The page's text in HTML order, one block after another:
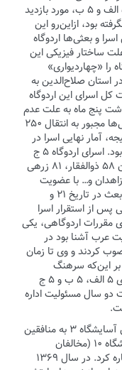
می‌شد. اردوگاه ۵ ج تکریت برخلاف اردوگاه ۵ الف و ۵ ب، مورد بازدید
بود، ازاین‌رو این
و بعثی‌ها اردوگاه
ساختار فیزیکی این
را «چهاردیواری»
استان صلاح‌الدین به
کل اسرای این اردوگاه
پس از گذشت پنج ماه به علت عدم
تطابق جمعیت اسرا با فضای زندگی آنها، بعثی‌ها مجبور به انتقال ۲۵۰
و در نتیجه، آمار نهایی اسرا در
زمان انحلال این اردوگاه به ۷۵۰ اسیر رسیده بود. اسرای اردوگاه ۵ ج
تکریت از یگان‌ها و لشکرهای مختلفی همچون ۵۸ ذوالفقار، ۸۱ زرهی
کرمانشاه، ۱۴۶ هوابرد شیراز و ۵ هوابرد، ۸۸ زاهدان و… با عضویت
ارتش و بسیج بودند که در پی تک‌های ارتش بعث در تاریخ ۲۱ و
پس از استقرار اسرا
مقررات اردوگاهی، یکی
عرب آشنا بود در
منصوب کردند و وی تا زمان
بر این‌که سرهنگ
«مشرف عزیز» نظارت و فرماندهی اردوگاه‌های ۵ الف، ۵ ب و ۵ ج
دو سال مسئولیت اداره
از وقایع مهم این اردوگاه می‌توان به اختصاص آسایشگاه ۳ به منافقین
و درگیری اسرای این آسایشگاه با اسرای آسایشگاه ۱۰ (مخالفان
منافقین) و در نهایت انحلال آسایشگاه ۱۰ اشاره کرد. در سال ۱۳۶۹